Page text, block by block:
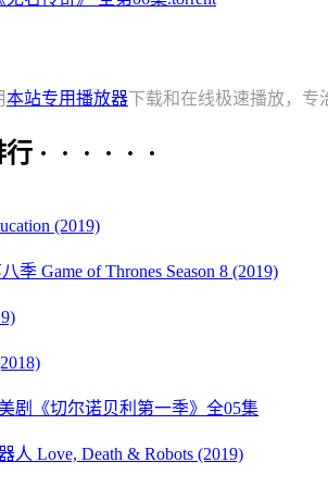
本站专用播放器下载和在线极速播放，专
· · · · · ·
(2019)
季 Game of Thrones Season 8 (2019)
剧《切尔诺贝利第一季》全05集
人 Love, Death & Robots (2019)